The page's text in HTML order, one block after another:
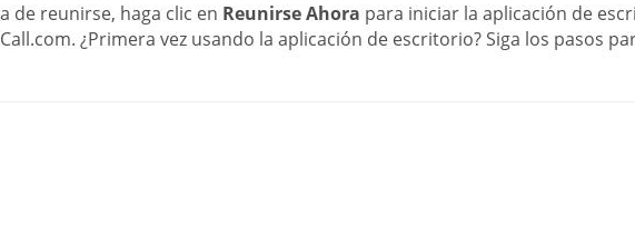
de reunirse, haga clic en Reunirse Ahora para iniciar la aplicación de
¿Primera vez usando la aplicación de escritorio? Siga los pasos